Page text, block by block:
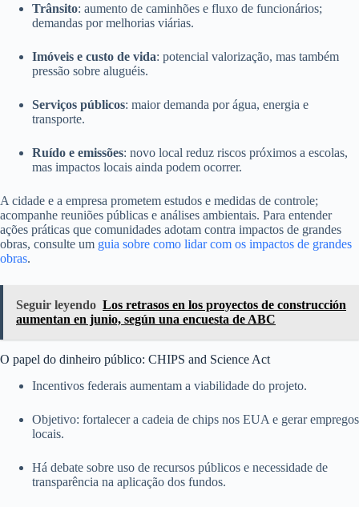
Trânsito: aumento de caminhões e fluxo de funcionários;
demandas por melhorias viárias.
Imóveis e custo de vida: potencial valorização, mas também
pressão sobre aluguéis.
Serviços públicos: maior demanda por água, energia e
transporte.
Ruído e emissões: novo local reduz riscos próximos a escolas,
mas impactos locais ainda podem ocorrer.
A cidade e a empresa prometem estudos e medidas de controle;
acompanhe reuniões públicas e análises ambientais. Para entender
ações práticas que comunidades adotam contra impactos de grandes
obras, consulte um guia sobre como lidar com os impactos de grandes
obras.
Seguir leyendo Los retrasos en los proyectos de construcción
aumentan en junio, según una encuesta de ABC
O papel do dinheiro público: CHIPS and Science Act
Incentivos federais aumentam a viabilidade do projeto.
Objetivo: fortalecer a cadeia de chips nos EUA e gerar empregos
locais.
Há debate sobre uso de recursos públicos e necessidade de
transparência na aplicação dos fundos.